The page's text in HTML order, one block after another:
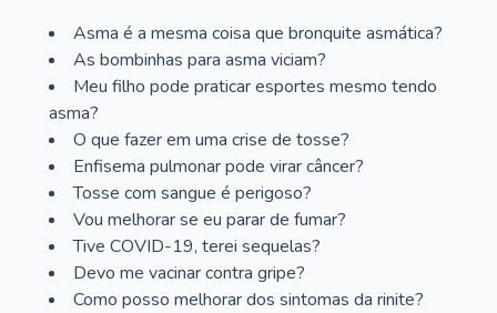
Asma é a mesma coisa que bronquite asmática?
As bombinhas para asma viciam?
Meu filho pode praticar esportes mesmo tendo
asma?
O que fazer em uma crise de tosse?
Enfisema pulmonar pode virar câncer?
Tosse com sangue é perigoso?
Vou melhorar se eu parar de fumar?
Tive COVID-19, terei sequelas?
Devo me vacinar contra gripe?
Como posso melhorar dos sintomas da rinite?